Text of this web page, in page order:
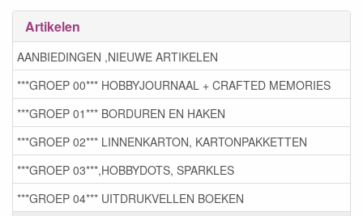
Artikelen
AANBIEDINGEN ,NIEUWE ARTIKELEN
***GROEP 00*** HOBBYJOURNAAL + CRAFTED MEMORIES
***GROEP 01*** BORDUREN EN HAKEN
***GROEP 02*** LINNENKARTON, KARTONPAKKETTEN
***GROEP 03***,HOBBYDOTS, SPARKLES
***GROEP 04*** UITDRUKVELLEN BOEKEN